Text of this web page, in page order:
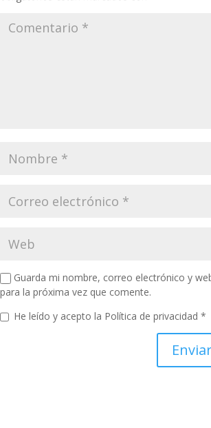
Guarda mi nombre, correo electrónico y
para la próxima vez que comente.
He leído y acepto la Política de privacidad *